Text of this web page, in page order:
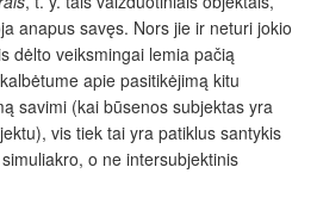
anapus savęs. Nors jie ir neturi jokio
dėlto veiksmingai lemia pačią
apie pasitikėjimą kitu
savimi (kai būsenos subjektas yra
vis tiek tai yra patiklus santykis
o ne intersubjektinis